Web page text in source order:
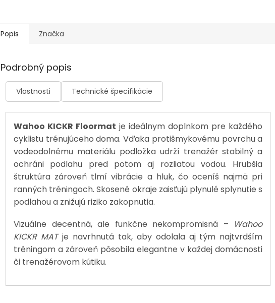
Popis Značka
Podrobný popis
Vlastnosti Technické špecifikácie
Wahoo KICKR Floormat je ideálnym doplnkom pre každého
cyklistu trénujúceho doma. Vďaka protišmykovému povrchu a
vodeodolnému materiálu podložka udrží trenažér stabilný a
ochráni podlahu pred potom aj rozliatou vodou. Hrubšia
štruktúra zároveň tlmí vibrácie a hluk, čo oceníš najmä pri
ranných tréningoch. Skosené okraje zaisťujú plynulé splynutie s
podlahou a znižujú riziko zakopnutia.
Vizuálne decentná, ale funkčne nekompromisná –
Wahoo
KICKR MATje navrhnutá tak, aby odolala aj tým najtvrdším
tréningom a zároveň pôsobila elegantne v každej domácnosti
či trenažérovom kútiku.